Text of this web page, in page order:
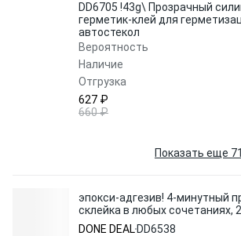
DD6705 !43g\ Прозрачный
герметик-клей для
автостекол
Вероятность
Наличие
Отгрузка
627 ₽
660 ₽
Показать еще
эпокси-адгезив! 4-минутный
склейка в любых сочетаниях,
DD6538 DONE DEAL
DONE DEAL DD6538